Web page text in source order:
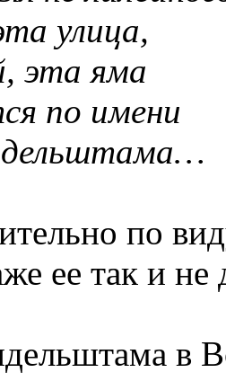
улица,
эта яма
по имени
по
ее так и не
в